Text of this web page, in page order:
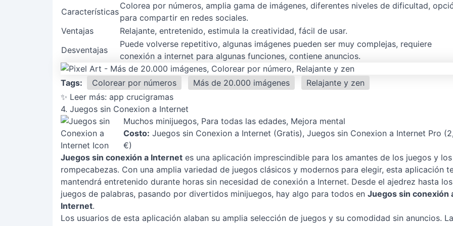
Características
Colorea por números, amplia gama de imágenes, diferentes niveles de dificultad,
para compartir en redes sociales.
Ventajas
Relajante, entretenido, estimula la creatividad, fácil de usar.
Desventajas
Puede volverse repetitivo, algunas imágenes pueden ser muy complejas, requiere
conexión a internet para algunas funciones, contiene anuncios.
Tags: Colorear por números Más de 20.000 imágenes
Relajante y zen
✨ Leer más: app crucigramas
4. Juegos sin Conexion a Internet
Muchos minijuegos, Para todas las edades, Mejora mental
Costo: Juegos sin Conexion a Internet (Gratis), Juegos sin Conexion a Internet Pro
€)
Juegos sin conexión a Internet es una aplicación imprescindible para los amantes de los juegos y los
rompecabezas. Con una amplia variedad de juegos clásicos y modernos para elegir, esta aplicación
mantendrá entretenido durante horas sin necesidad de conexión a Internet. Desde el ajedrez hasta los
juegos de palabras, pasando por divertidos minijuegos, hay algo para todos en Juegos sin conexión
Internet.
Los usuarios de esta aplicación alaban su amplia selección de juegos y su comodidad sin anuncios. La